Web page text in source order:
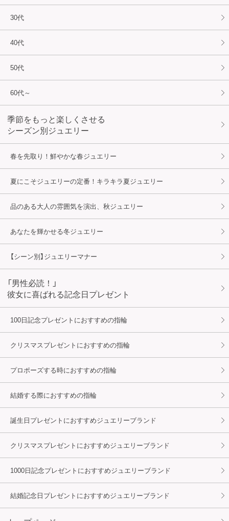
30代
40代
50代
60代～
季節をもっと楽しくさせる
シーズン別ジュエリー
春を先取り！鮮やかな春ジュエリー
夏にこそジュエリーの定番！キラキラ夏ジュエリー
品のある大人の雰囲気を演出、秋ジュエリー
あなたを輝かせる冬ジュエリー
【シーン別】ジュエリーマナー
「男性必読！」
彼女に喜ばれる記念日プレゼント
100日記念プレゼントにおすすめの指輪
クリスマスプレゼントにおすすめの指輪
プロポーズする時におすすめの指輪
結婚する際におすすめの指輪
誕生日プレゼントにおすすめジュエリーブランド
クリスマスプレゼントにおすすめジュエリーブランド
1000日記念プレゼントにおすすめジュエリーブランド
結婚記念日プレゼントにおすすめジュエリーブランド